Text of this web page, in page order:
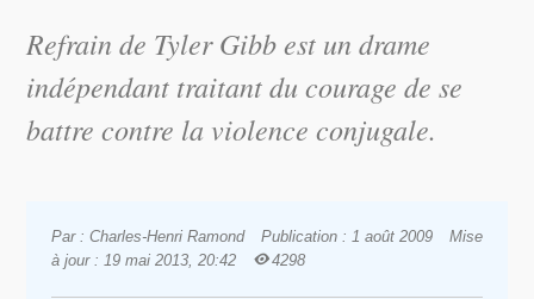
Refrain de Tyler Gibb est un drame
indépendant traitant du courage de se
battre contre la violence conjugale.
Par : Charles-Henri Ramond Publication : 1 août 2009
Mise
à jour : 19 mai 2013, 20:42
4298